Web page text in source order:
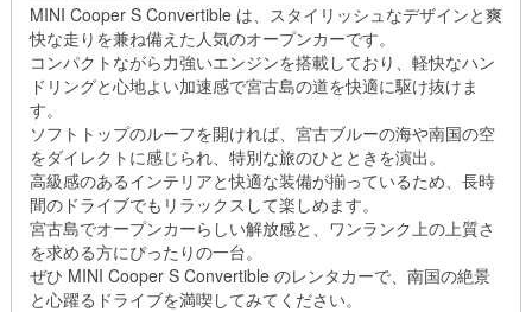
MINI Cooper S Convertible は、スタイリッシュなデザインと爽
快な走りを兼ね備えた人気のオープンカーです。
コンパクトながら力強いエンジンを搭載しており、軽快なハン
ドリングと心地よい加速感で宮古島の道を快適に駆け抜けま
す。
ソフトトップのルーフを開ければ、宮古ブルーの海や南国の空
をダイレクトに感じられ、特別な旅のひとときを演出。
高級感のあるインテリアと快適な装備が揃っているため、長時
間のドライブでもリラックスして楽しめます。
宮古島でオープンカーらしい解放感と、ワンランク上の上質さ
を求める方にぴったりの一台。
ぜひ MINI Cooper S Convertible のレンタカーで、南国の絶景
と心躍るドライブを満喫してみてください。